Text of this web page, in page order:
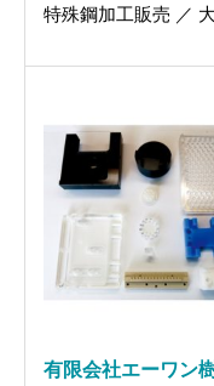
特殊鋼加工販売 ／
有限会社エーワン